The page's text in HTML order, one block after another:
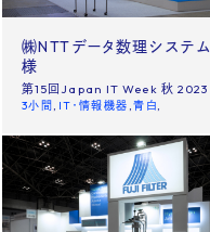
㈱NTTデータ数理システム
様
第15回Japan IT Week 秋 2023
3小間 IT・情報機器 青白